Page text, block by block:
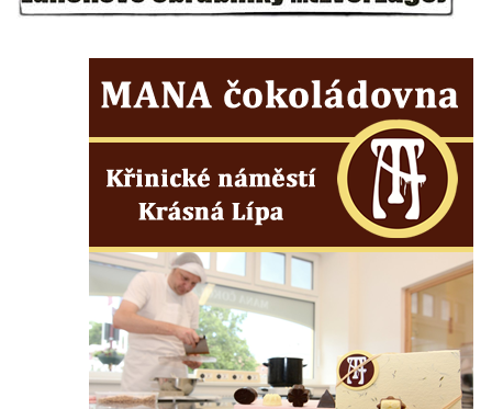
Trutnově
Pomník obětem koncentračního tábora na
koncentračního tábora v Tovární ulici v
Rychnově u Jablonce nad Nisou
Kenotaf Alfreda Langa na hřbitově v Krásné
u Pěnčína
Kenotaf Emila Posselta na hřbitově v
Krásné u Pěnčína
Kenotaf Edmunda Andera na hřbitově v
Krásné u Pěnčína